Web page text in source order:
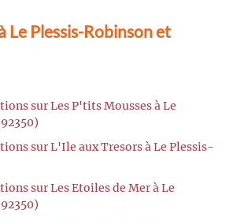
Le Plessis-Robinson et
sur Les P'tits Mousses à Le
sur L'Ile aux Tresors à Le Plessis-
sur Les Etoiles de Mer à Le